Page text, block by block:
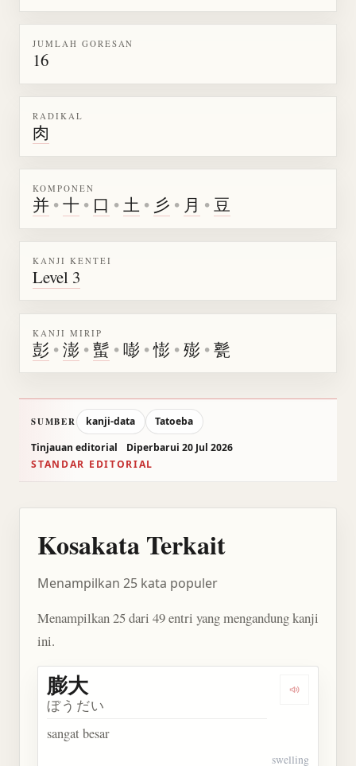
JUMLAH GORESAN
16
RADIKAL
肉
KOMPONEN
并 •十 • 口 •土 • 彡 • 月 •豆
KANJI KENTEI
Level 3
KANJI MIRIP
彭 •澎 •蟚 •嘭 •憉 •㱶 •甏
SUMBER kanji-data
Tatoeba
Tinjauan editorial
Diperbarui 20 Jul 2026
STANDAR EDITORIAL
Kosakata Terkait
Menampilkan 25 kata populer
Menampilkan 25 dari 49 entri yang mengandung kanji
ini.
Dengarkan
膨大
ぼうだい
sangat besar
swelling